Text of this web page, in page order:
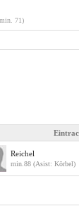
71)
Reichel
min.88 (Asist: Körbel)